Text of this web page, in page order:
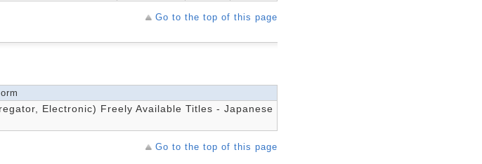
Go to the top of this page
Electronic) Freely Available Titles - Japanese
Go to the top of this page